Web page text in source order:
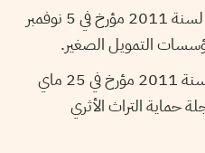
2. المرسوم التشريعي عدد 117 لسنة 2011 مؤرخ في 5 نوفمبر
3. المرسوم التشريعي عدد 43 لسنة 2011 مؤرخ في 25 ماي
حماية التراث الأثري